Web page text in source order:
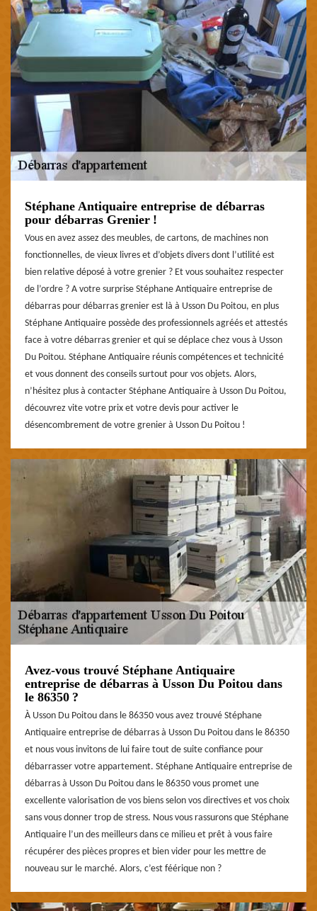
Stéphane Antiquaire entreprise de débarras
pour débarras Grenier !
Vous en avez assez des meubles, de cartons, de machines non
fonctionnelles, de vieux livres et d’objets divers dont l’utilité est
bien relative déposé à votre grenier ? Et vous souhaitez respecter
de l’ordre ? A votre surprise Stéphane Antiquaire entreprise de
débarras pour débarras grenier est là à Usson Du Poitou, en plus
Stéphane Antiquaire possède des professionnels agréés et attestés
face à votre débarras grenier et qui se déplace chez vous à Usson
Du Poitou. Stéphane Antiquaire réunis compétences et technicité
et vous donnent des conseils surtout pour vos objets. Alors,
n’hésitez plus à contacter Stéphane Antiquaire à Usson Du Poitou,
découvrez vite votre prix et votre devis pour activer le
désencombrement de votre grenier à Usson Du Poitou !
Avez-vous trouvé Stéphane Antiquaire
entreprise de débarras à Usson Du Poitou dans
le 86350 ?
À Usson Du Poitou dans le 86350 vous avez trouvé Stéphane
Antiquaire entreprise de débarras à Usson Du Poitou dans le 86350
et nous vous invitons de lui faire tout de suite confiance pour
débarrasser votre appartement. Stéphane Antiquaire entreprise de
débarras à Usson Du Poitou dans le 86350 vous promet une
excellente valorisation de vos biens selon vos directives et vos choix
sans vous donner trop de stress. Nous vous rassurons que Stéphane
Antiquaire l’un des meilleurs dans ce milieu et prêt à vous faire
récupérer des pièces propres et bien vider pour les mettre de
nouveau sur le marché. Alors, c’est féérique non ?